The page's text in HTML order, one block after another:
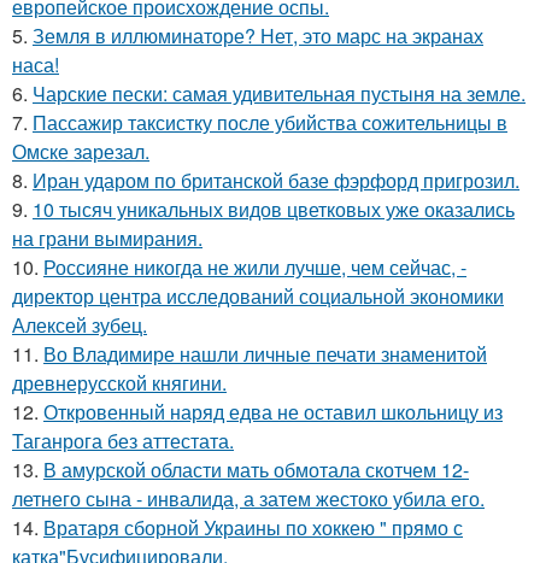
европейское происхождение оспы.
5. Земля в иллюминаторе? Нет, это марс на экранах
наса!
6. Чарские пески: самая удивительная пустыня на земле.
7. Пассажир таксистку после убийства сожительницы в
Омске зарезал.
8. Иран ударом по британской базе фэрфорд пригрозил.
9. 10 тысяч уникальных видов цветковых уже оказались
на грани вымирания.
10. Россияне никогда не жили лучше, чем сейчас, -
директор центра исследований социальной экономики
Алексей зубец.
11. Во Владимире нашли личные печати знаменитой
древнерусской княгини.
12. Откровенный наряд едва не оставил школьницу из
Таганрога без аттестата.
13. В амурской области мать обмотала скотчем 12-
летнего сына - инвалида, а затем жестоко убила его.
14. Вратаря сборной Украины по хоккею " прямо с
катка"Бусифицировали.